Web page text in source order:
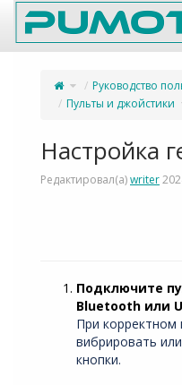
Home
Переключите
родительское
дерево
Настройка
геймпада.
Руководство
Пульты и джойстики
Настройка
Редактировал(а)writer
Подключите
Bluetooth или
При
вибрировать
кнопки.